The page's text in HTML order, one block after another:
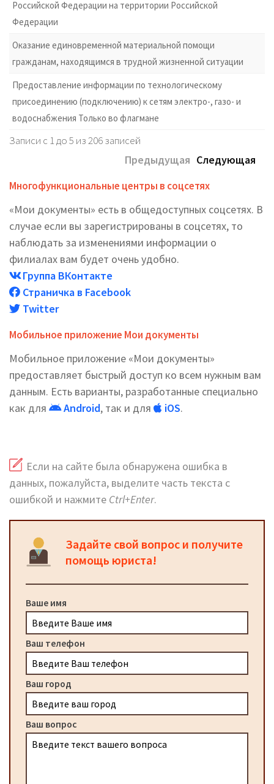
Российской Федерации на территории Российской
Федерации
Оказание единовременной материальной помощи
гражданам, находящимся в трудной жизненной ситуации
Предоставление информации по технологическому
присоединению (подключению) к сетям электро-, газо- и
водоснабжения Только во флагмане
Записи с 1 до 5 из 206 записей
Предыдущая Следующая
Многофункциональные центры в соцсетях
«Мои документы» есть в общедоступных соцсетях. В
случае если вы зарегистрированы в соцсетях, то
наблюдать за изменениями информации о
филиалах вам будет очень удобно.
Группа ВКонтакте
Страничка в Facebook
Twitter
Мобильное приложение Мои документы
Мобильное приложение «Мои документы»
предоставляет быстрый доступ ко всем нужным вам
данным. Есть варианты, разработанные специально
как для
Android, так и для iOS.
Если на сайте была обнаружена ошибка в
данных, пожалуйста, выделите часть текста с
ошибкой и нажмите Ctrl+Enter.
Задайте свой вопрос и получите
помощь юриста!
Ваше имя
Ваш телефон
Ваш город
Ваш вопрос